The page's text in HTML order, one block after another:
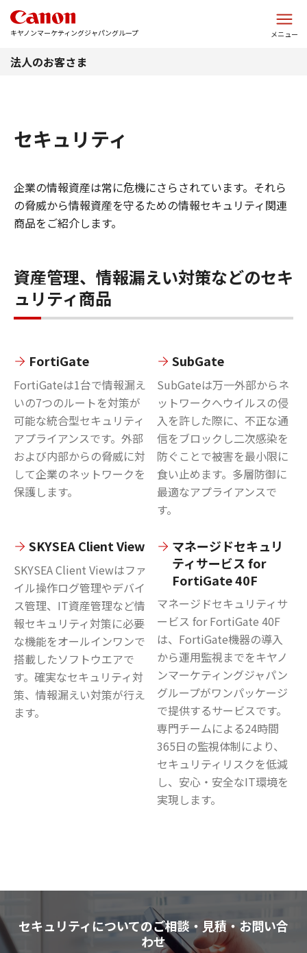
キヤノンマーケティングジャパングループ メニュー
法人のお客さま
セキュリティ
企業の情報資産は常に危機にさらされています。それら
の脅威から情報資産を守るための情報セキュリティ関連
商品をご紹介します。
資産管理、情報漏えい対策などのセキ
ュリティ商品
FortiGate
FortiGateは1台で情報漏え
いの7つのルートを対策が
可能な統合型セキュリティ
アプライアンスです。外部
および内部からの脅威に対
して企業のネットワークを
保護します。
SubGate
SubGateは万一外部からネ
ットワークへウイルスの侵
入を許した際に、不正な通
信をブロックし二次感染を
防ぐことで被害を最小限に
食い止めます。多層防御に
最適なアプライアンスで
す。
SKYSEA Client View
SKYSEA Client Viewはファ
イル操作ログ管理やデバイ
ス管理、IT資産管理など情
報セキュリティ対策に必要
な機能をオールインワンで
搭載したソフトウエアで
す。確実なセキュリティ対
策、情報漏えい対策が行え
ます。
マネージドセキュリ
ティサービス for
FortiGate 40F
マネージドセキュリティサ
ービス for FortiGate 40F
は、FortiGate機器の導入
から運用監視までをキヤノ
ンマーケティングジャパン
グループがワンパッケージ
で提供するサービスです。
専門チームによる24時間
365日の監視体制により、
セキュリティリスクを低減
し、安心・安全なIT環境を
実現します。
セキュリティについてのご相談・見積・お問い合
わせ